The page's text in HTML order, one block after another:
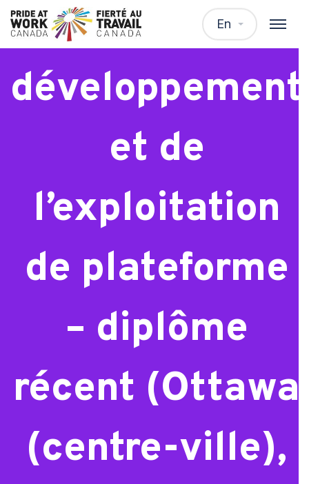
En
Analyste du
développement
et de
l’exploitation
de plateforme
– diplôme
récent (Ottawa
(centre-ville),